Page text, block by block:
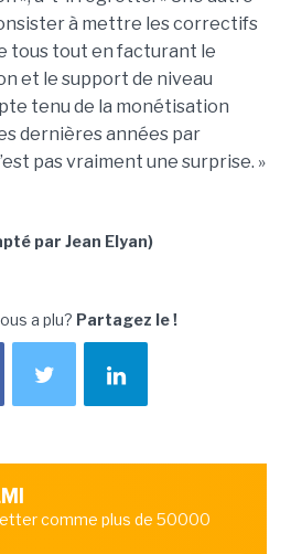
à mettre les correctifs
tous tout en facturant le
et le support de niveau
tenu de la monétisation
dernières années par
pas vraiment une surprise. »
par Jean Elyan)
a plu? Partagez le !
comme plus de 50000